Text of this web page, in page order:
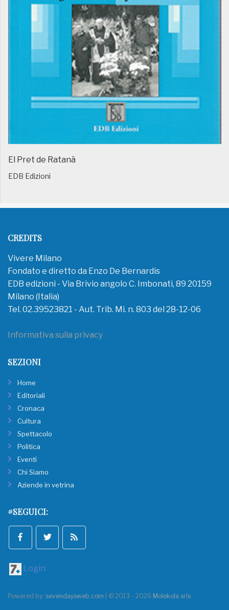
El Pret de Ratanà
EDB Edizioni
CREDITS
Vivere Milano
Fondato e diretto da Enzo De Bernardis
EDB edizioni - Via Brivio angolo C. Imbonati, 89 20159
Milano (Italia)
Tel. 02.39523821 - Aut. Trib. Mi. n. 803 del 28-12-06
Informativa sulla privacy
SEZIONI
Home
Editoriali
Cronaca
Cultura
Spettacolo
Politica
Eventi
Chi Siamo
Aziende in vetrina
#SEGUICI:
Login
Powered by: sevendaysweb.com | © 2013 - 2026 Molekola srls